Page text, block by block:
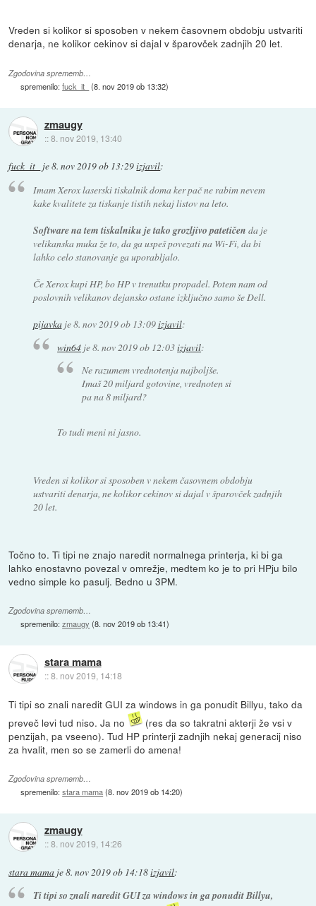
Vreden si kolikor si sposoben v nekem časovnem obdobju ustvariti
denarja, ne kolikor cekinov si dajal v šparovček zadnjih 20 let.
Zgodovina sprememb…
spremenilo:fuck_it_ (8. nov 2019 ob 13:32)
zmaugy
::8. nov 2019, 13:40
fuck_it_ je8. nov 2019 ob 13:29izjavil:
Imam Xerox laserski tiskalnik doma ker pač ne rabim nevem
kake kvalitete za tiskanje tistih nekaj listov na leto.
Software na tem tiskalniku je tako grozljivo patetičen da je
velikanska muka že to, da ga uspeš povezati na Wi-Fi, da bi
lahko celo stanovanje ga uporabljalo.
Če Xerox kupi HP, bo HP v trenutku propadel. Potem nam od
poslovnih velikanov dejansko ostane izključno samo še Dell.
pijavkaje8. nov 2019 ob 13:09izjavil:
win64 je8. nov 2019 ob 12:03izjavil:
Ne razumem vrednotenja najboljše.
Imaš 20 miljard gotovine, vrednoten si
pa na 8 miljard?
To tudi meni ni jasno.
Vreden si kolikor si sposoben v nekem časovnem obdobju
ustvariti denarja, ne kolikor cekinov si dajal v šparovček zadnjih
20 let.
Točno to. Ti tipi ne znajo naredit normalnega printerja, ki bi ga
lahko enostavno povezal v omrežje, medtem ko je to pri HPju bilo
vedno simple ko pasulj. Bedno u 3PM.
Zgodovina sprememb…
spremenilo:zmaugy (8. nov 2019 ob 13:41)
stara mama
::8. nov 2019, 14:18
Ti tipi so znali naredit GUI za windows in ga ponudit Billyu, tako da
preveč levi tud niso. Ja no
(res da so takratni akterji že vsi v
penzijah, pa vseeno). Tud HP printerji zadnjih nekaj generacij niso
za hvalit, men so se zamerli do amena!
Zgodovina sprememb…
spremenilo:stara mama(8. nov 2019 ob 14:20)
zmaugy
::8. nov 2019, 14:26
stara mama je8. nov 2019 ob 14:18izjavil:
Ti tipi so znali naredit GUI za windows in ga ponudit Billyu,